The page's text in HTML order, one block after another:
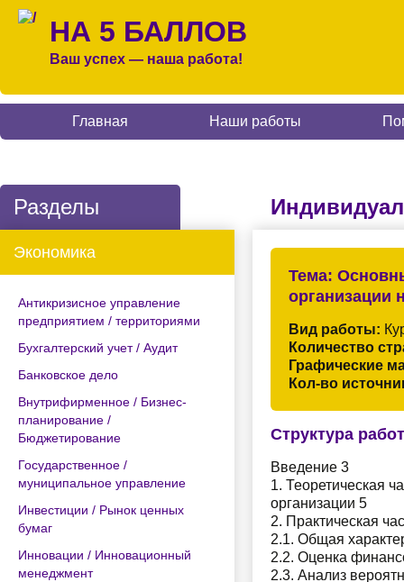
НА 5 БАЛЛОВ
Ваш успех — наша работа!
Главная Наши работы
Разделы
Экономика
Антикризисное управление
предприятием / территориями
Бухгалтерский учет / Аудит
Банковское дело
Внутрифирменное / Бизнес-
планирование /
Бюджетирование
Государственное /
муниципальное управление
Инвестиции / Рынок ценных
бумаг
Инновации / Инновационный
менеджмент
Тема:
организации
Вид работы:
Количество
Графические
Кол-во
Структура
Введение 3
1. Теоретическая
организации 5
2. Практическая
2.1. Общая
2.2. Оценка
2.3. Анализ